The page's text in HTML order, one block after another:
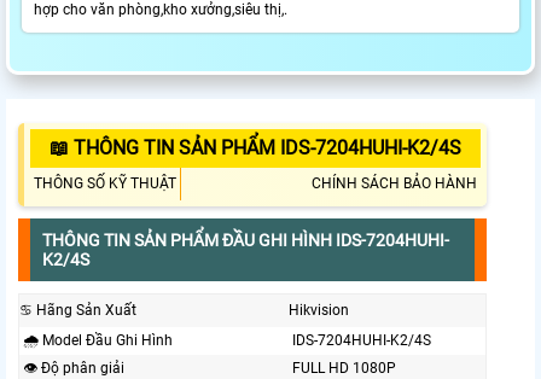
hợp cho văn phòng,kho xưởng,siêu thị,.
📖 THÔNG TIN SẢN PHẨM IDS-7204HUHI-K2/4S
THÔNG SỐ KỸ THUẬT CHÍNH SÁCH BẢO HÀNH
THÔNG TIN SẢN PHẨM ĐẦU GHI HÌNH IDS-7204HUHI-
K2/4S
♋ Hãng Sản Xuất
Hikvision
🌧️ Model Đầu Ghi Hình
IDS-7204HUHI-K2/4S
👁 Độ phân giải
FULL HD 1080P